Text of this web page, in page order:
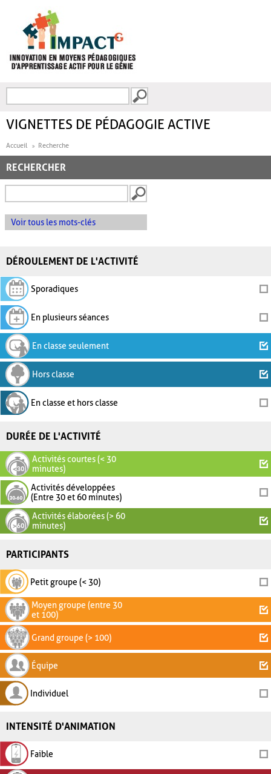
FORMULAIRE DE
VIGNETTES DE PÉDAGOGIE ACTIVE
Accueil Recherche
RECHERCHER
Voir tous les mots-clés
DÉROULEMENT DE L'ACTIVITÉ
Sporadiques
En plusieurs séances
En classe seulement
Hors classe
En classe et hors classe
DURÉE DE L'ACTIVITÉ
Activités courtes (< 30
minutes)
Activités développées
(Entre 30 et 60 minutes)
Activités élaborées (> 60
minutes)
PARTICIPANTS
Petit groupe (< 30)
Moyen groupe (entre 30
et 100)
Grand groupe (> 100)
Équipe
Individuel
INTENSITÉ D'ANIMATION
Faible